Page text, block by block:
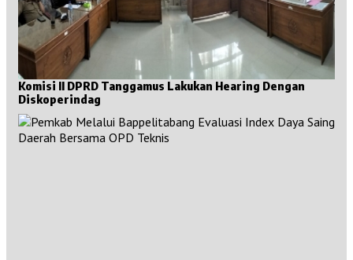
Komisi II DPRD Tanggamus Lakukan Hearing Dengan
Diskoperindag